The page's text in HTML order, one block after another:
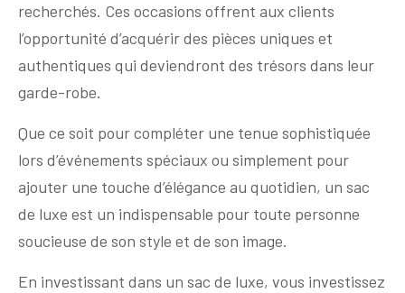
recherchés. Ces occasions offrent aux clients
l’opportunité d’acquérir des pièces uniques et
authentiques qui deviendront des trésors dans leur
garde-robe.
Que ce soit pour compléter une tenue sophistiquée
lors d’événements spéciaux ou simplement pour
ajouter une touche d’élégance au quotidien, un sac
de luxe est un indispensable pour toute personne
soucieuse de son style et de son image.
En investissant dans un sac de luxe, vous investissez